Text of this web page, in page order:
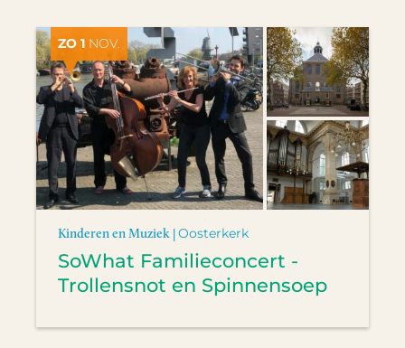
ZO 1 NOV.
Kinderen en Muziek |Oosterkerk
SoWhat Familieconcert -
Trollensnot en Spinnensoep